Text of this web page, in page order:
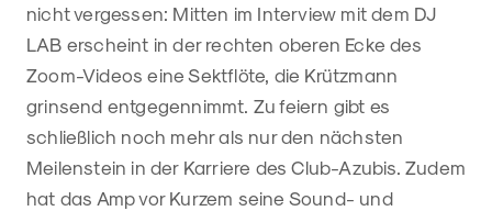
nicht vergessen: Mitten im Interview mit dem DJ
LAB erscheint in der rechten oberen Ecke des
Zoom-Videos eine Sektflöte, die Krützmann
grinsend entgegennimmt. Zu feiern gibt es
schließlich noch mehr als nur den nächsten
Meilenstein in der Karriere des Club-Azubis. Zudem
hat das Amp vor Kurzem seine Sound- und